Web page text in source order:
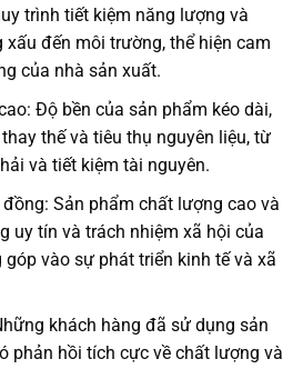
trình tiết kiệm năng lượng và
đến môi trường, thể hiện cam
của nhà sản xuất.
Độ bền của sản phẩm kéo dài,
thế và tiêu thụ nguyên liệu, từ
và tiết kiệm tài nguyên.
Sản phẩm chất lượng cao và
uy tín và trách nhiệm xã hội của
vào sự phát triển kinh tế và xã
khách hàng đã sử dụng sản
phản hồi tích cực về chất lượng và